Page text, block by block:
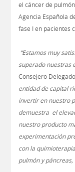
el cáncer de
Agencia Española
fase I en pacientes
“Estamos muy
superado nuestras
Consejero
entidad de capital
invertir en nuestro
demuestra el
nuestro producto
experimentación
con la
pulmón y